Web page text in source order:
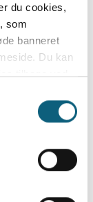
du cookies,
som
banneret
Du kan
tilbage ved